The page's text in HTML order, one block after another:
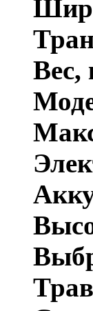
Вес,